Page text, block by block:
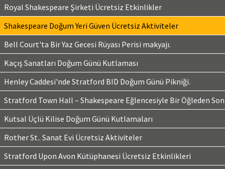
Royal Shakespeare Şirketi Ücretsiz Etkinlikler
Shakespeare Doğum Yeri Güven Ücretsiz Aktiviteler
Bell Court'ta Bir Yaz Gecesi Rüyası Perisi makyajı.
Kaçış Sanatları Doğum Günü Kutlaması
Henley Caddesi'nde Stratford BID Doğum Günü Pikniği.
Stratford Town Hall – Shakespeare Eğlencesiyle Bir Öğleden
Kutsal Üçlü Kilise Doğum Günü Kutlamaları
Rother St.. Sanat Evi Ücretsiz Aktiviteler
Stratford Upon Avon Kütüphanesi Ücretsiz Etkinlikleri